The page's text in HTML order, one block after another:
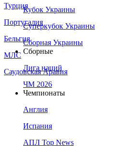
Турция
Португалия
Бельгия
МЛС
Саудовская Аравия
Кубок Украины
Суперкубок Украины
Сборная Украины
Сборные
Лига наций
ЧМ 2026
Чемпионаты
Англия
Испания
АПЛ Top News